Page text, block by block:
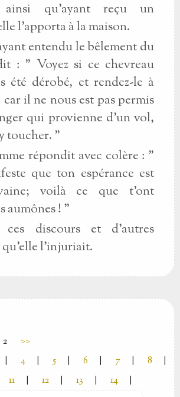
qu'ayant reçu un
l'apporta à la maison.
entendu le bêlement du
: " Voyez si ce chevreau
été dérobé, et rendez-le à
il ne nous est pas permis
qui provienne d'un vol,
toucher. "
répondit avec colère : "
que ton espérance est
voilà ce que t'ont
aumônes ! "
discours et d'autres
qu'elle l'injuriait.
2
>>
4 5 6 7 8
11 12 13 14